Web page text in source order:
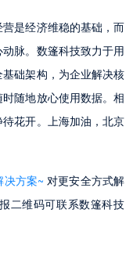
是经济维稳的基础，而
脉。数篷科技致力于用
础架构，为企业解决核
随地放心使用数据。相
花开。上海加油，北京
决方案~ 对更安全方式解
二维码可联系数篷科技